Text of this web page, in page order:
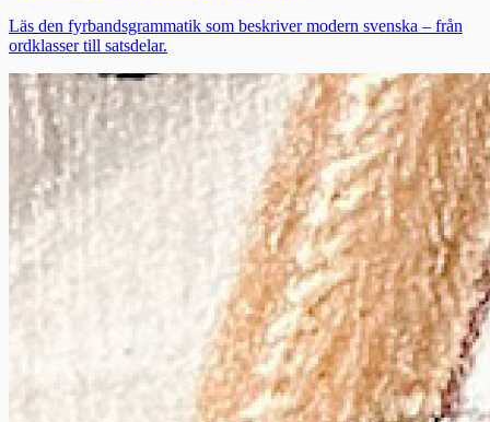
Läs den fyrbandsgrammatik som beskriver modern svenska – från
ordklasser till satsdelar.